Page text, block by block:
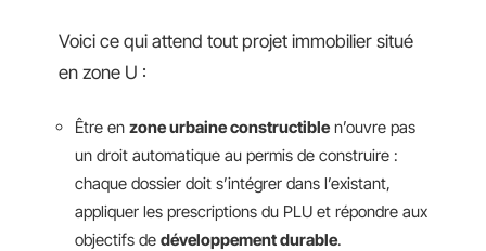
Voici ce qui attend tout projet immobilier situé
en zone U :
Être en zone urbaine constructible n’ouvre pas
un droit automatique au permis de construire :
chaque dossier doit s’intégrer dans l’existant,
appliquer les prescriptions du PLU et répondre aux
objectifs de développement durable.